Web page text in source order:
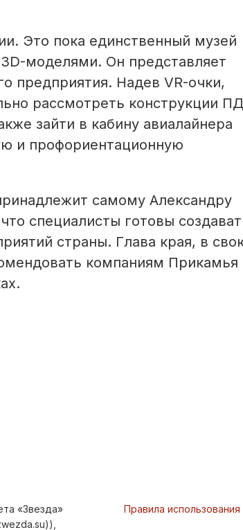
Это пока единственный музей
моделями. Он представляет
предприятия. Надев VR-очки,
рассмотреть конструкции
зайти в кабину авиалайнера
и профориентационную
самому Александру
специалисты готовы
страны. Глава края, в
компаниям Прикамья
«Звезда»
Правила